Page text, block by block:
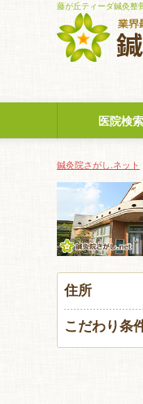
藤が丘ティーダ鍼灸整
医院検索
鍼灸院さがし.ネット
住所
こだわり条